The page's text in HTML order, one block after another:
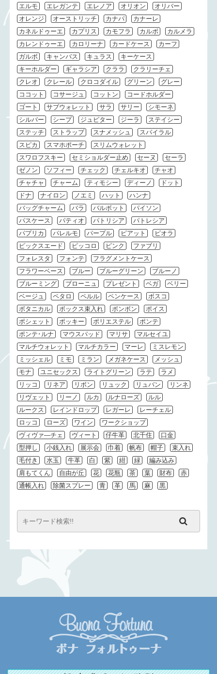
エルモ
エレガンテ エレノア オリオン
オリバー
オレンジ
オーストリッチ カナパ
カナーレ
カネルドゥーエ
カプリス カモフラ カルボ
カルメラ
カレンドゥーエ
カロリーナ カードケース
カーフ
ガルボ
キャンバス キュラス
キーケース
キーホルダー
ギャラシア クララ
クラリーチェ
クレオ
クレール クロコダイル グリーン
グレー
ココット
コサージュ コットン
コードホルダー
ゴート
サブウォレット サラ サリー
シモーネ
シルバー
シープ ジュピター ジーラ
ステイシー
ステッチ
ストラップ スナメッシュ
スパイラル
スピカ
スマホポーチ
スリムウォレット
スワロフスキー
セミショルダー止め セーヌ
セーラ
ゼノン
ソフィー チェック チェルキオ
チャオ
チャチャ
チャーム ティモシー ディーノ
ドット
ドナ
ナイロン ノエミ ハット
ハンナ
バッグチャーム
バラ バルボット
パイソン
パスケース
パティオ パトリシア
パトレシア
パプリカ
パレルモ パープル ピアット
ピオラ
ピックスエード
ピッコロ ピンク
ファブリ
フォレスタ
フォンテ
フラグメントケース
フラワーベース
ブルー ブルーグリーン
ブルーノ
ブルーミング
ブローニュ プレゼント ベガ
ベリー
ベージュ
ペタロ ペルル ペンケース
ボスコ
ボタニカル
ボックス束入れ ボンボン
ポイス
ポシェット
ポッキー ポリエステル
ポンテ
ポンテ･ルナ
マウスパッド マリサ
マルセイユ
マルチウォレット
マルチカラー マーレ
ミスレモン
ミッシェル
ミモ ミラン メガネケース
メッシュ
モナ
ユニセックス ライトグリーン ラテ
ラメ
リッコ
リネア リボン リュック リュバン
リンネ
リヴェット
リーノ ルカ ルナローズ
ルル
ルークス
レインドロップ レガーレ
レーチェル
ロッコ
ローズ ワイン
ワークショップ
ヴィヴァ―チェ
ヴィート 仔牛革 北千住
口金
型押し
小銭入れ 展示会 巾着 帆布 帽子
束入れ
毛付き
水玉 牛革 白 紫 紺 緑
編み込み
肩もてくん
自由が丘 花 花瓶 茶 葉 財布
赤
通帳入れ
除菌スプレー 青 革 馬 麻 黒